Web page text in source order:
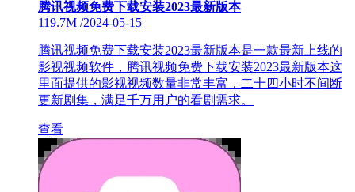
腾讯视频免费下载安装2023最新版本
119.7M /2024-05-15
腾讯视频免费下载安装2023最新版本是一款最新上线的
影视视频软件，腾讯视频免费下载安装2023最新版本这
里面提供的影视视频数量非常丰富，二十四小时不间断
更新剧集，满足千万用户的看剧需求。
查看